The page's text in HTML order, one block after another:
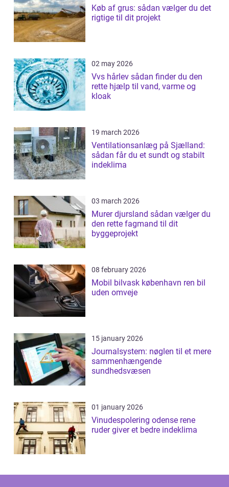
Køb af grus: sådan vælger du det
rigtige til dit projekt
02 may 2026
Vvs hårlev sådan finder du den
rette hjælp til vand, varme og
kloak
19 march 2026
Ventilationsanlæg på Sjælland:
sådan får du et sundt og stabilt
indeklima
03 march 2026
Murer djursland sådan vælger du
den rette fagmand til dit
byggeprojekt
08 february 2026
Mobil bilvask københavn ren bil
uden omveje
15 january 2026
Journalsystem: nøglen til et mere
sammenhængende
sundhedsvæsen
01 january 2026
Vinudespolering odense rene
ruder giver et bedre indeklima